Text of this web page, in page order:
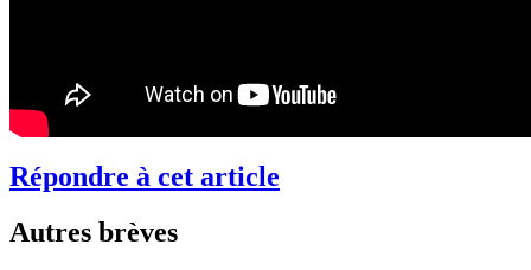
Répondre à cet article
Autres brèves